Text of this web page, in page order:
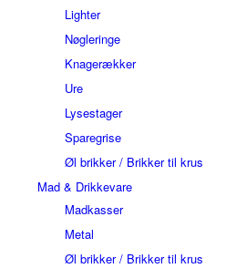
Lighter
Nøgleringe
Knagerækker
Ure
Lysestager
Sparegrise
Øl brikker / Brikker til krus
Mad & Drikkevare
Madkasser
Metal
Øl brikker / Brikker til krus